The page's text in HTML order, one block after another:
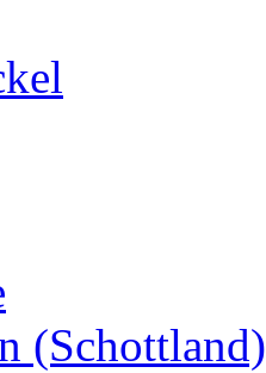
(Schottland)